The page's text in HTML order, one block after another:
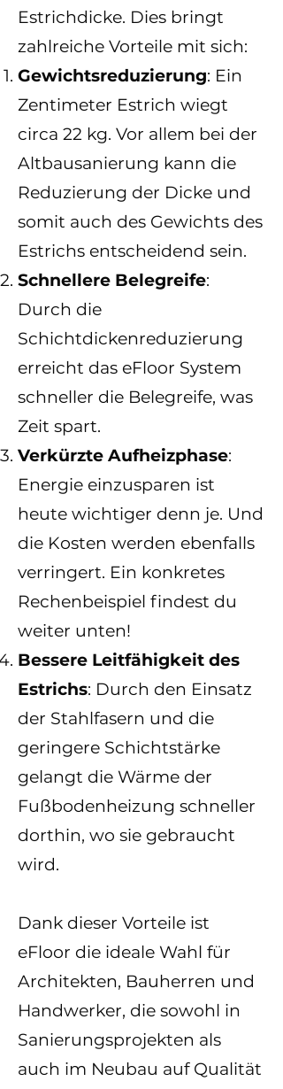
Estrichdicke. Dies bringt
zahlreiche Vorteile mit sich:
Gewichtsreduzierung: Ein
Zentimeter Estrich wiegt
circa 22 kg. Vor allem bei der
Altbausanierung kann die
Reduzierung der Dicke und
somit auch des Gewichts des
Estrichs entscheidend sein.
Schnellere Belegreife:
Durch die
Schichtdickenreduzierung
erreicht das eFloor System
schneller die Belegreife, was
Zeit spart.
Verkürzte Aufheizphase:
Energie einzusparen ist
heute wichtiger denn je. Und
die Kosten werden ebenfalls
verringert. Ein konkretes
Rechenbeispiel findest du
weiter unten!
Bessere Leitfähigkeit des
Estrichs: Durch den Einsatz
der Stahlfasern und die
geringere Schichtstärke
gelangt die Wärme der
Fußbodenheizung schneller
dorthin, wo sie gebraucht
wird.
Dank dieser Vorteile ist
eFloor die ideale Wahl für
Architekten, Bauherren und
Handwerker, die sowohl in
Sanierungsprojekten als
auch im Neubau auf Qualität